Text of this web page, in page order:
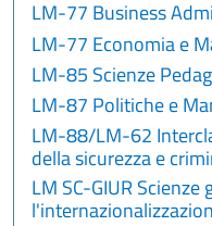
LM-77 Business
LM-77 Economia e
LM-85 Scienze
LM-87 Politiche e
LM-88/LM-62
della sicurezza e
LM SC-GIUR Scienze